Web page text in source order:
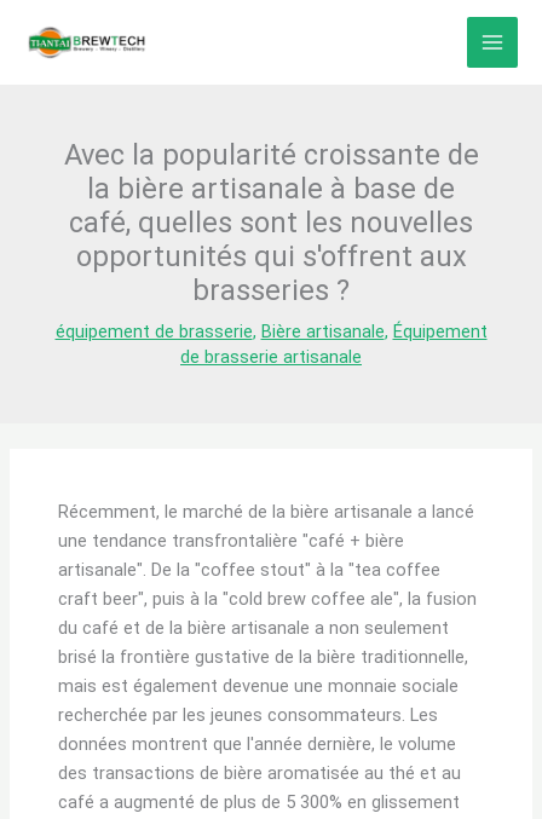
Avec la popularité croissante de
la bière artisanale à base de
café, quelles sont les nouvelles
opportunités qui s'offrent aux
brasseries ?
équipement de brasserie, Bière artisanale, Équipement
de brasserie artisanale
Récemment, le marché de la bière artisanale a lancé
une tendance transfrontalière "café + bière
artisanale". De la "coffee stout" à la "tea coffee
craft beer", puis à la "cold brew coffee ale", la fusion
du café et de la bière artisanale a non seulement
brisé la frontière gustative de la bière traditionnelle,
mais est également devenue une monnaie sociale
recherchée par les jeunes consommateurs. Les
données montrent que l'année dernière, le volume
des transactions de bière aromatisée au thé et au
café a augmenté de plus de 5 300% en glissement